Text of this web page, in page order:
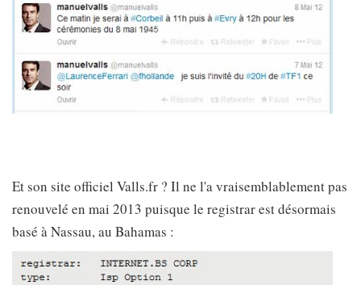
Et son site officiel Valls.fr ? Il ne l'a vraisemblablement pas
renouvelé en mai 2013 puisque le registrar est désormais
basé à Nassau, au Bahamas :